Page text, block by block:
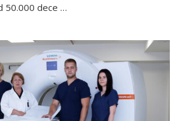
50.000 dece …